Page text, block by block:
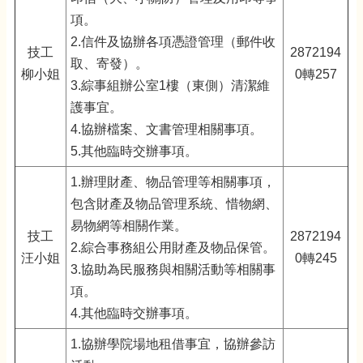
技工
柳小姐
項。
2.信件及協辦各項憑證管理（郵件收
取、寄發）。
3.綜事組辦公室1樓（東側）清潔維
護事宜。
4.協辦檔案、文書管理相關事項。
5.其他臨時交辦事項。
2872194
0轉257
技工
汪小姐
1.辦理財產、物品管理等相關事項，
包含財產及物品管理系統、惜物網、
易物網等相關作業。
2.綜合事務組公用財產及物品保管。
3.協助為民服務與相關活動等相關事
項。
4.其他臨時交辦事項。
2872194
0轉245
1.協辦學院場地租借事宜，協辦參訪